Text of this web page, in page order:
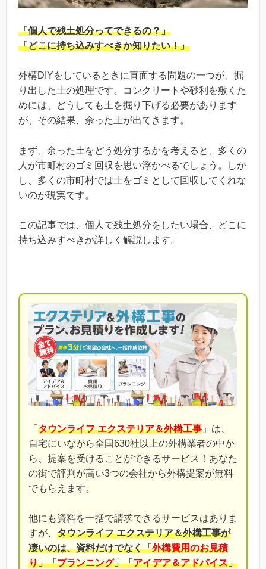
「個人で残土処分ってできるの？」
「どこに持ち込みすべきか知りたい！」
外構DIYをしているときに直面する問題の一つが、掘
り出した土の処理です。コンクリートや砂利を敷くた
めには、どうしても土を掘り下げる必要があります
が、その結果、余った土が出てきます。
まず、余った土をどう処分するかを考えると、多くの
人が市町村のゴミ回収を思い浮かべるでしょう。しか
し、多くの市町村では土をゴミとして回収してくれな
いのが現実です。
この記事では、個人で残土処分をしたい場合、どこに
持ち込みすべきか詳しく解説します。
「 タウンライフ エクステリア＆外構工事 」は、
自宅にいながら全国630社以上の外構業者の中か
ら、提案を受けることができるサービス！あなた
の街で評判が高い3つの会社から外構提案が無料
でもらえます。
他にも資料を一括で請求できるサービスはありま
すが、 タウンライフ エクステリア＆外構工事が
凄いのは、資料だけでなく「外構費用のお見積
り」「プランニング」「アイデア＆アドバイス」